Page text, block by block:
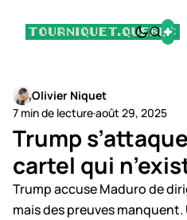
Olivier Niquet
7 min de lecture·août 29, 2025
Trump
cartel qui
Trump accuse Maduro de
mais des preuves